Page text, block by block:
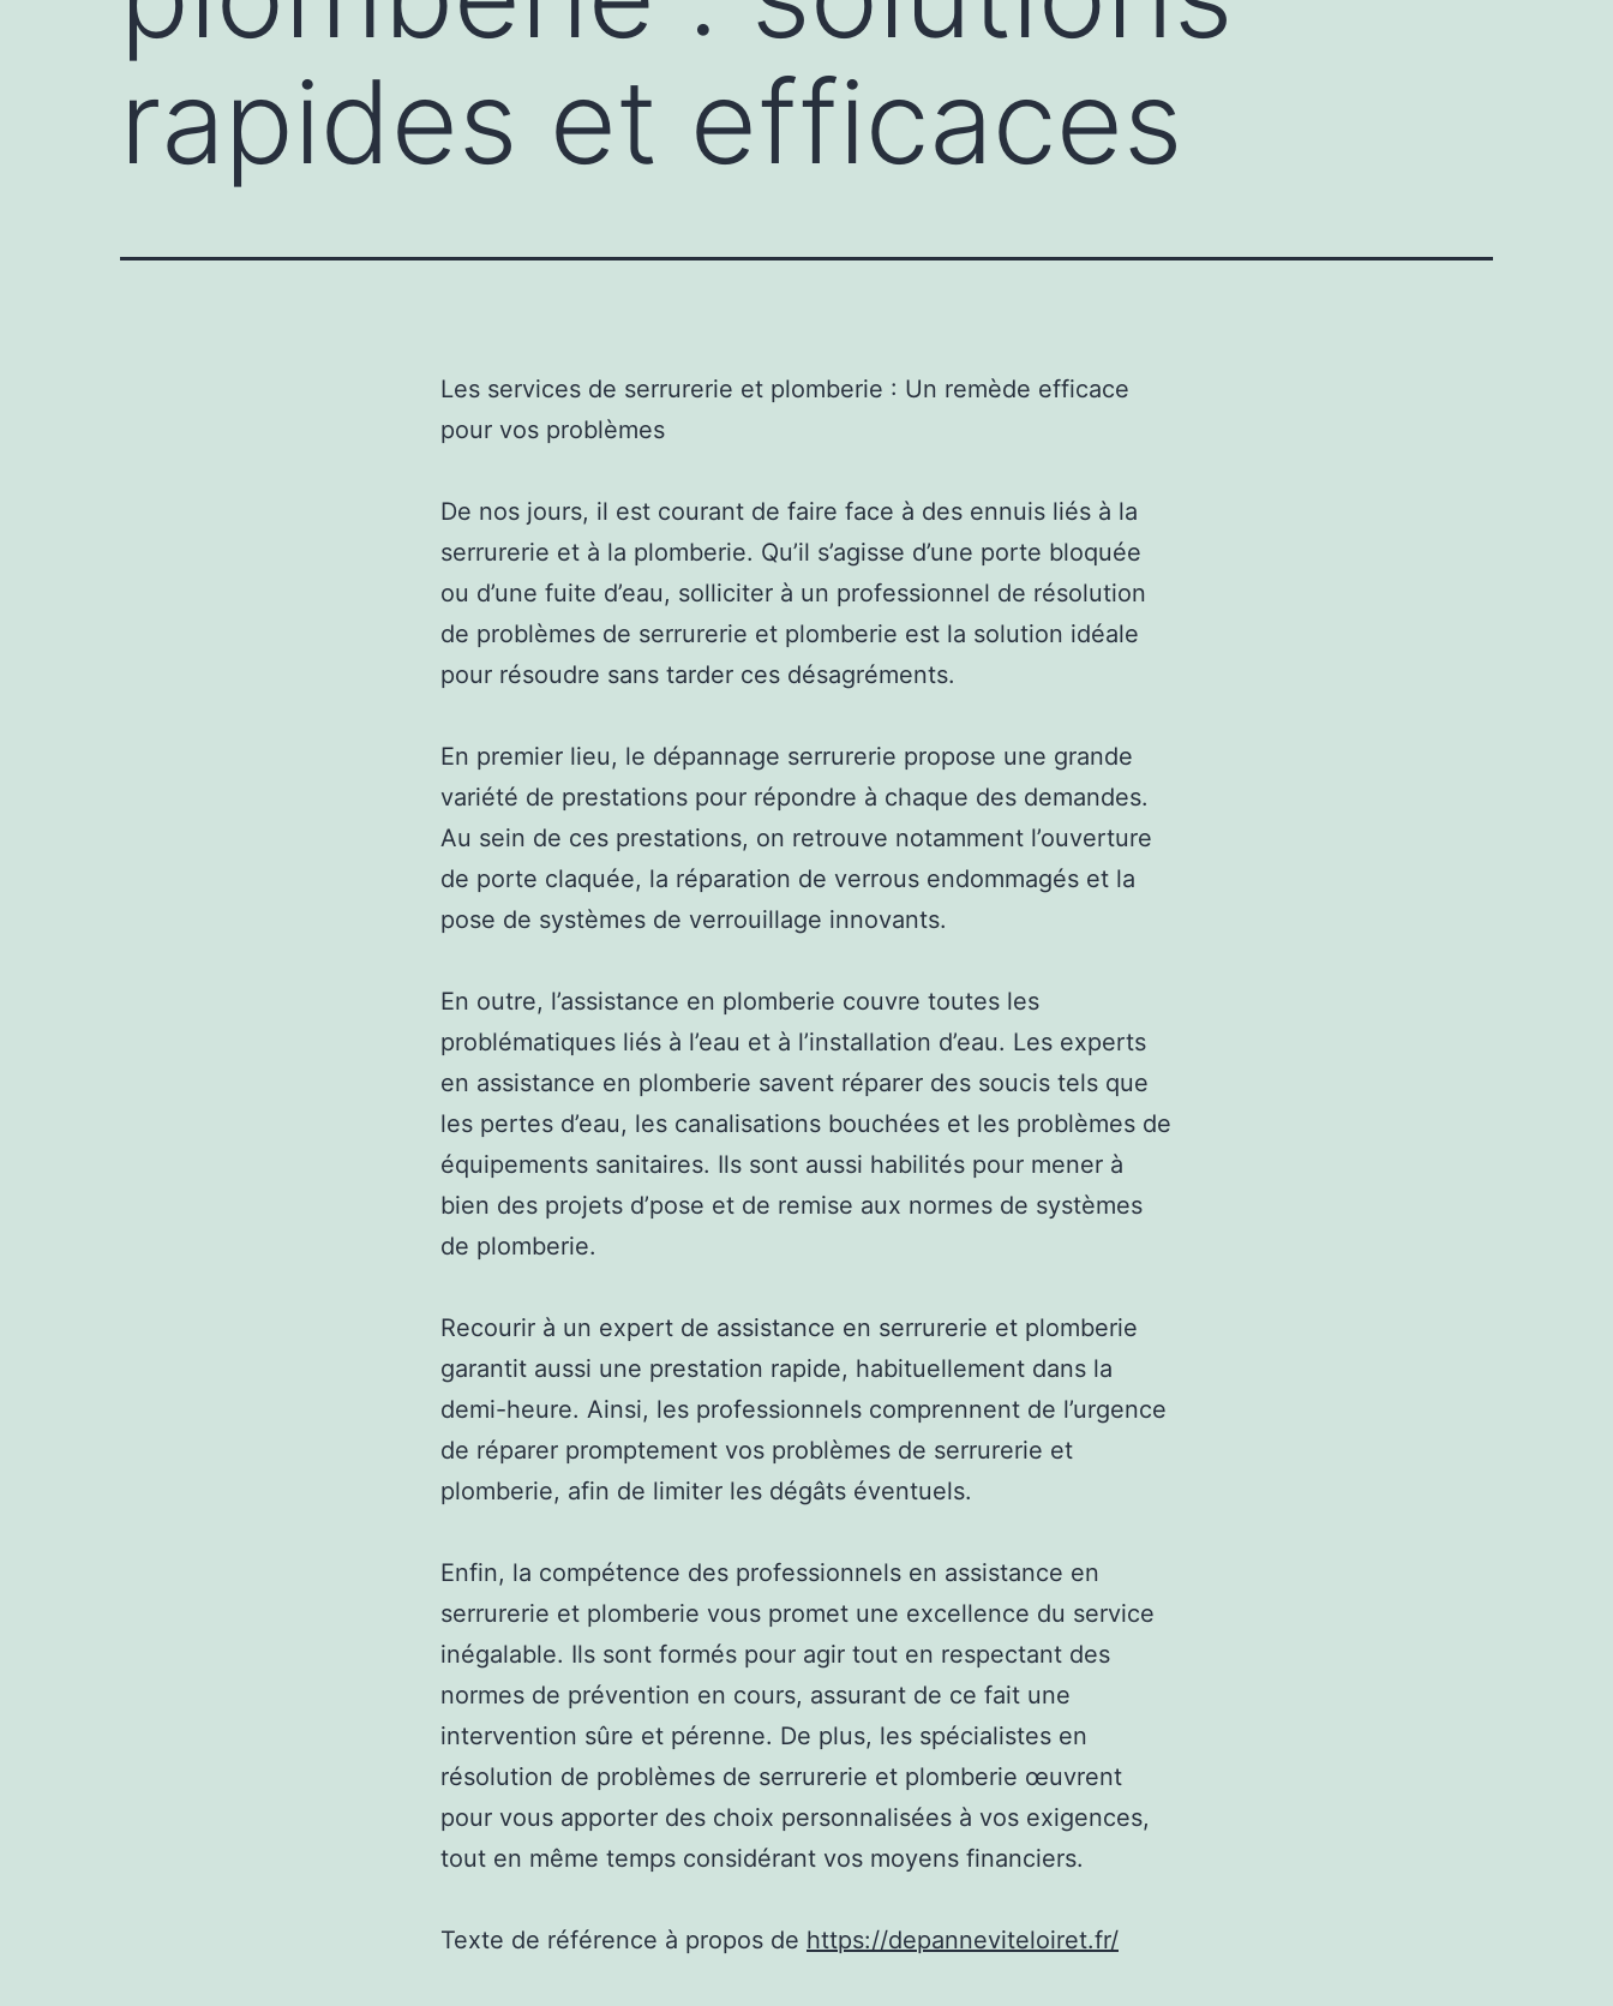
rapides et efficaces
Les services de serrurerie et plomberie : Un remède efficace
pour vos problèmes
De nos jours, il est courant de faire face à des ennuis liés à la
serrurerie et à la plomberie. Qu’il s’agisse d’une porte bloquée
ou d’une fuite d’eau, solliciter à un professionnel de résolution
de problèmes de serrurerie et plomberie est la solution idéale
pour résoudre sans tarder ces désagréments.
En premier lieu, le dépannage serrurerie propose une grande
variété de prestations pour répondre à chaque des demandes.
Au sein de ces prestations, on retrouve notamment l’ouverture
de porte claquée, la réparation de verrous endommagés et la
pose de systèmes de verrouillage innovants.
En outre, l’assistance en plomberie couvre toutes les
problématiques liés à l’eau et à l’installation d’eau. Les experts
en assistance en plomberie savent réparer des soucis tels que
les pertes d’eau, les canalisations bouchées et les problèmes de
équipements sanitaires. Ils sont aussi habilités pour mener à
bien des projets d’pose et de remise aux normes de systèmes
de plomberie.
Recourir à un expert de assistance en serrurerie et plomberie
garantit aussi une prestation rapide, habituellement dans la
demi-heure. Ainsi, les professionnels comprennent de l’urgence
de réparer promptement vos problèmes de serrurerie et
plomberie, afin de limiter les dégâts éventuels.
Enfin, la compétence des professionnels en assistance en
serrurerie et plomberie vous promet une excellence du service
inégalable. Ils sont formés pour agir tout en respectant des
normes de prévention en cours, assurant de ce fait une
intervention sûre et pérenne. De plus, les spécialistes en
résolution de problèmes de serrurerie et plomberie œuvrent
pour vous apporter des choix personnalisées à vos exigences,
tout en même temps considérant vos moyens financiers.
Texte de référence à propos de https://depanneviteloiret.fr/